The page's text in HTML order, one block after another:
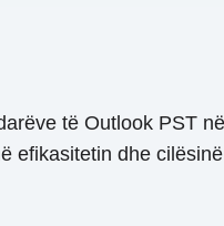
të Outlook PST
efikasitetin dhe